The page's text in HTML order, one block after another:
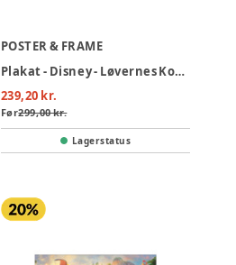
POSTER & FRAME
Plakat - Disney - Løvernes Konge 30x40
239,20 kr.
Før299,00 kr.
Lagerstatus